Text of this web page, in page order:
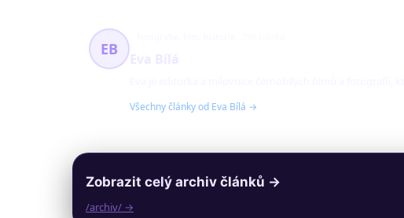
EB
Všechny články od Eva Bílá →
Zobrazit celý archiv článků →
/archiv/ →